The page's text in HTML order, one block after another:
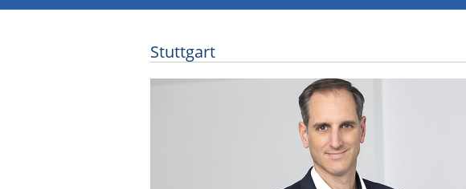
Stuttgart
Kontinuität an der Spitze: Wolfgang Kreißig als